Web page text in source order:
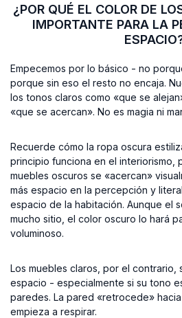
¿POR QUÉ EL COLOR DE
IMPORTANTE PARA LA
Empecemos por lo básico - no
porque sin eso el resto no encaja.
los tonos claros como «que se
«que se acercan». No es magia ni
Recuerde cómo la ropa oscura
principio funciona en el interiorismo,
muebles oscuros se «acercan»
más espacio en la percepción y
espacio de la habitación. Aunque el
mucho sitio, el color oscuro lo hará
voluminoso.
Los muebles claros, por el contrario,
espacio - especialmente si su tono
paredes. La pared «retrocede»
empieza a respirar.